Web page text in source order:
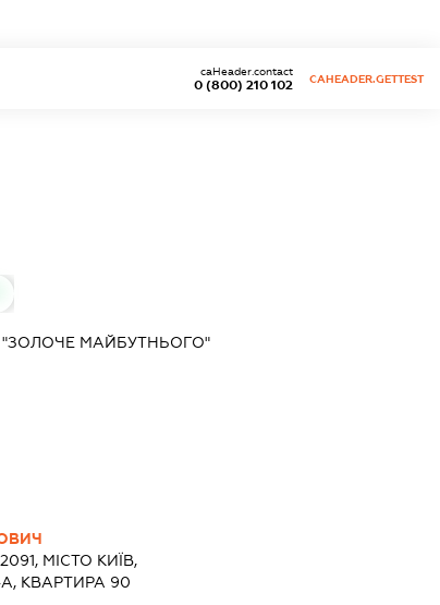
0 (800) 210 102
caHeader.contact
CAHEADER.GETTEST
МАЙБУТНЬОГО"
МІСТО КИЇВ,
КВАРТИРА 90